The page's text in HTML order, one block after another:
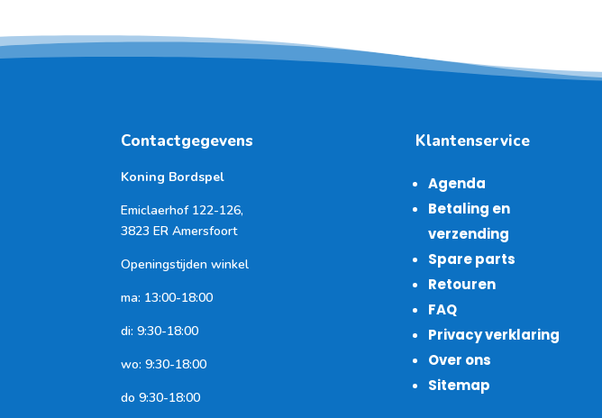
Contactgegevens
Koning Bordspel
Emiclaerhof 122-126,
3823 ER Amersfoort
Openingstijden winkel
ma: 13:00-18:00
di: 9:30-18:00
wo: 9:30-18:00
do 9:30-18:00
Klantenservice
Agenda
Betaling en
verzending
Spare parts
Retouren
FAQ
Privacy verklaring
Over ons
Sitemap